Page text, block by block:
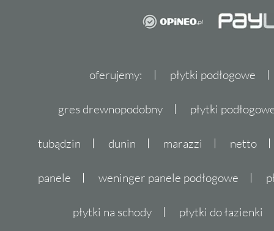
oferujemy: płytki podłogowe
gres drewnopodobny płytki
tubądzin dunin marazzi netto
panele weninger panele podłogowe
płytki na schody płytki do łazienki